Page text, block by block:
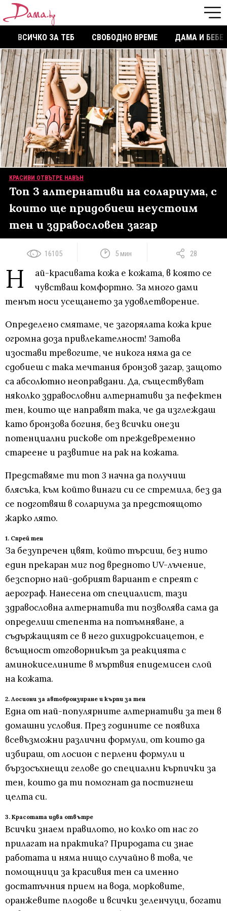
ВСИЧКО ЗА ТЕБ СВОБОДНО ВРЕМЕ ДАМА И БЕБЕ
КРАСИВИ ОТВЪТРЕ НАВЪН
Топ 3 алтернативи на солариума, с
които ще придобиеш неустоим
тен и здравословен загар
16105 5 мин 28
Н
ай-красивата кожа е кожата, в която се
чувстваш комфортно. За много дами
тенът носи усещането за удовлетворение.
Определено смятаме, че загорялата кожа крие
огромна доза привлекателност! Затова
изостави тревогите, че никога няма да се
сдобиеш с така мечтания бронзов загар, защото
са абсолютно неоправдани. Да, съществуват
няколко здравословни алтернативи за пефектен
тен, които ще направят така, че да изглеждаш
като бронзова богиня, без всички онези
потенциални рискове от преждевременно
стареене и развитие на рак на кожата.
Представяме ти топ 3 начна да получиш
блясъка, към който винаги си се стремила, без да
се подготвяш в солариума за предстоящото
жарко лято.
1. Спрей тен
За безупречен цвят, който търсиш, без нито
един прекаран миг под вредното UV-лъчение,
безспорно най-добрият вариант е спреят с
аерограф. Нанесена от специалист, тази
здравословна алтернатива ти позволява сама да
определиш степента на потъмняване, а
съдържащият се в него дихидроксиацетон, е
всъщност отговорникът за реакцията с
аминокиселините в мъртвия епидемисен слой
на кожата.
2. Лосиони за автобронзиране и кърпи за тен
Една от най-популярните алтернативи за тен в
домашни условия. През годините се появиха
всевъзможни различни формули, от които да
избираш, от лосион с перлени формули и
бързосъхнещи гелове до специални кърпички за
тен, които да ти помогнат да постигнеш
целта си.
3. Kрасотата идва отвътре
Всички знаем правилото, но колко от нас го
прилагат на практика? Природата си знае
работата и няма нищо случайно в това, че
помощници за красивия тен са именно
достатъчния прием на вода, морковите,
оранжевите плодове и всички зеленчуци, богати